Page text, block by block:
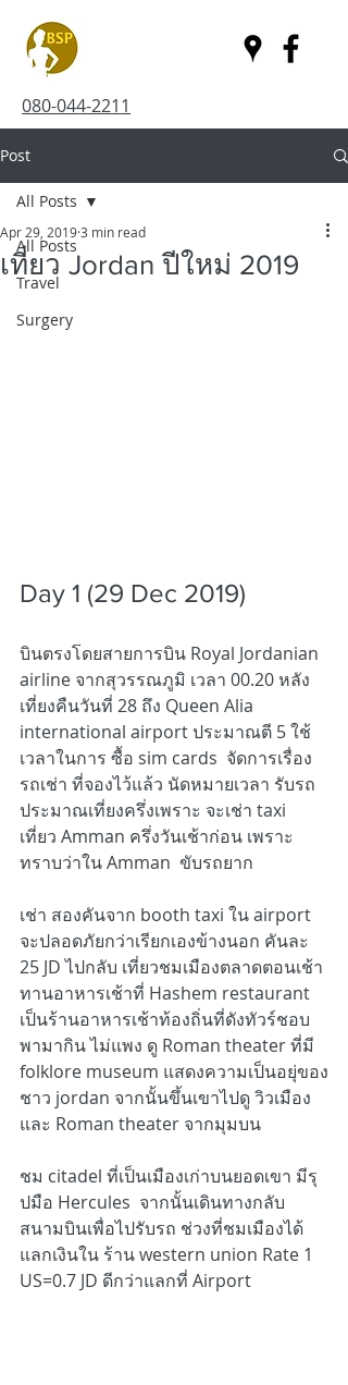
080-044-2211
Post
All Posts
Travel
Surgery
All Posts
เที่ยว Jordan ปีใหม่ 2019
Apr 29, 20193 min read
Day 1 (29 Dec 2019)
บินตรงโดยสายการบิน Royal Jordanian
airline จากสุวรรณภูมิ เวลา 00.20 หลัง
เที่ยงคืนวันที่ 28 ถึง Queen Alia
international airport ประมาณตี 5 ใช้
เวลาในการ ซื้อ sim cards  จัดการเรื่อง
รถเช่า ที่จองไว้แล้ว นัดหมายเวลา รับรถ
ประมาณเที่ยงครึ่งเพราะ จะเช่า taxi
เที่ยว Amman ครึ่งวันเช้าก่อน เพราะ
ทราบว่าใน Amman  ขับรถยาก
เช่า สองคันจาก booth taxi ใน airport
จะปลอดภัยกว่าเรียกเองข้างนอก คันละ
25 JD ไปกลับ เที่ยวชมเมืองตลาดตอนเช้า
ทานอาหารเช้าที่ Hashem restaurant
เป็นร้านอาหารเช้าท้องถิ่นที่ดังทัวร์ชอบ
พามากิน ไม่แพง ดู Roman theater ที่มี
folklore museum แสดงความเป็นอยุ่ของ
ชาว jordan จากนั้นขึ้นเขาไปดู วิวเมือง
และ Roman theater จากมุมบน
ชม citadel ที่เป็นเมืองเก่าบนยอดเขา มีรุ
ปมือ Hercules  จากนั้นเดินทางกลับ
สนามบินเพื่อไปรับรถ ช่วงที่ชมเมืองได้
แลกเงินใน ร้าน western union Rate 1
US=0.7 JD ดีกว่าแลกที่ Airport